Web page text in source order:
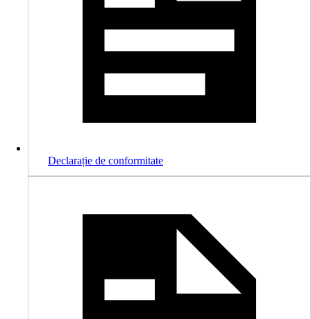
Declarație de conformitate